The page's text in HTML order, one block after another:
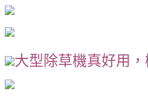
大型除草機真好用